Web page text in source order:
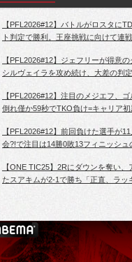
【PFL2026#12】バトルがロスタに
ト判定で勝利。王座挑戦に向けて連
【PFL2026#12】ジェフリーが得意
シルヴェイラを攻め続け、大差の判
【PFL2026#12】注目のメジエフ、
倒れ僅か59秒でTKO負け=キャリア
【PFL2026#12】前回負けた選手が
会?!で注目は14勝0敗13フィニッシュ
【ONE TIC25】2Rにダウンを奪い、
たスアキムが2-1で勝ち「正直、ラッ